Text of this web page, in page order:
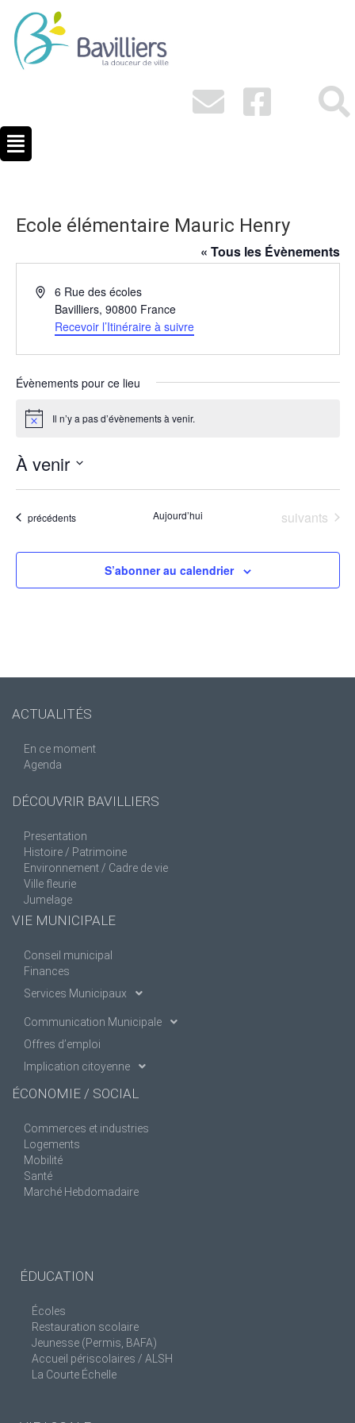
Ecole élémentaire Mauric Henry
« Tous les Évènements
Adresse6 Rue des écoles
Bavilliers, 90800 France
Recevoir l’Itinéraire à suivre
Évènements pour ce lieu
Notice Il n’y a pas d’évènements à venir.
À venir
date.
Évènements
précédents Aujourd’hui Évènements
suivants
S’abonner au calendrier
ACTUALITÉS
En ce moment
Agenda
DÉCOUVRIR BAVILLIERS
Presentation
Histoire / Patrimoine
Environnement / Cadre de vie
Ville fleurie
Jumelage
VIE MUNICIPALE
Conseil municipal
Finances
Services Municipaux
Communication Municipale
Offres d’emploi
Implication citoyenne
ÉCONOMIE / SOCIAL
Commerces et industries
Logements
Mobilité
Santé
Marché Hebdomadaire
ÉDUCATION
Écoles
Restauration scolaire
Jeunesse (Permis, BAFA)
Accueil périscolaires / ALSH
La Courte Échelle